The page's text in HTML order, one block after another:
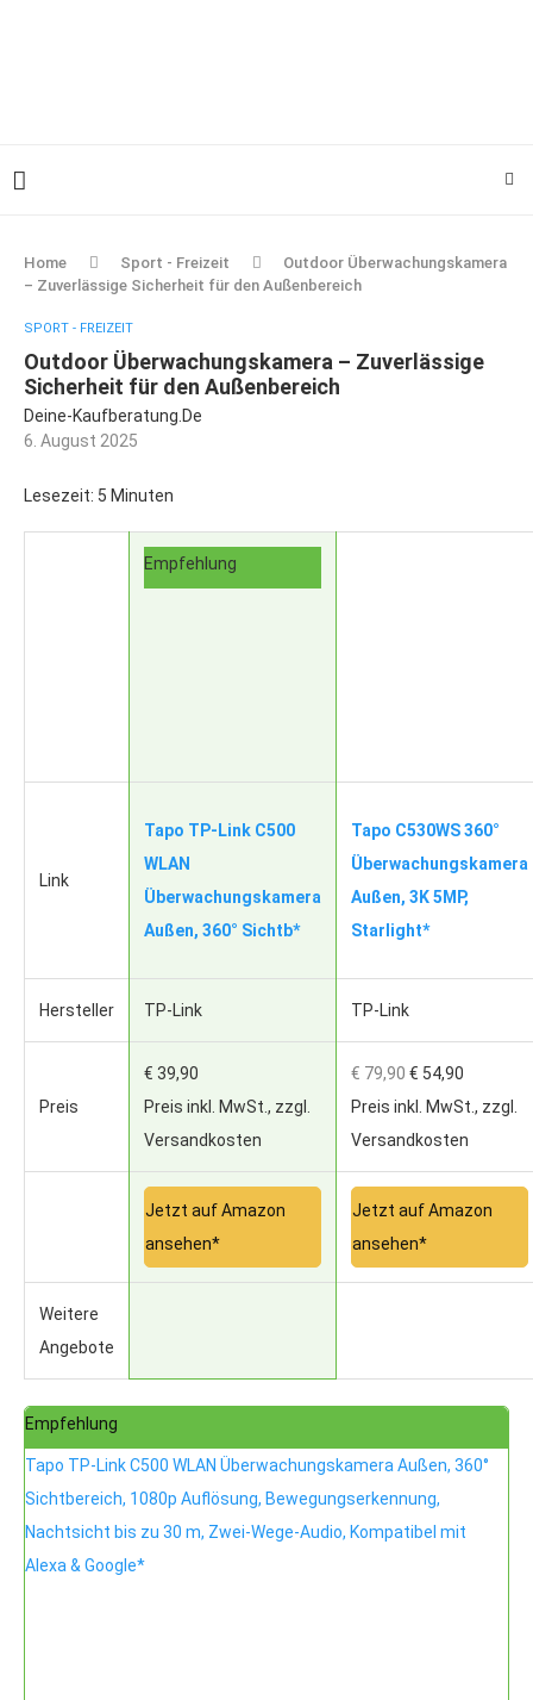
Home Sport - Freizeit
Outdoor Überwachungskamera
– Zuverlässige Sicherheit für den Außenbereich
SPORT - FREIZEIT
Outdoor Überwachungskamera – Zuverlässige
Sicherheit für den Außenbereich
Deine-Kaufberatung.de
6. August 2025
Lesezeit: 5 Minuten
Empfehlung
Link
Tapo TP-Link C500
WLAN
Überwachungskamera
Außen, 360° Sichtb*
Tapo C530WS 360°
Überwachungskamera
Außen, 3K 5MP,
Starlight*
Hersteller TP-Link TP-Link
Preis
€ 39,90
Preis inkl. MwSt., zzgl.
Versandkosten
€ 79,90 € 54,90
Preis inkl. MwSt., zzgl.
Versandkosten
Jetzt auf Amazon
ansehen*
Jetzt auf Amazon
ansehen*
Weitere
Angebote
Empfehlung
Tapo TP-Link C500 WLAN Überwachungskamera Außen, 360°
Sichtbereich, 1080p Auflösung, Bewegungserkennung,
Nachtsicht bis zu 30 m, Zwei-Wege-Audio, Kompatibel mit
Alexa & Google*